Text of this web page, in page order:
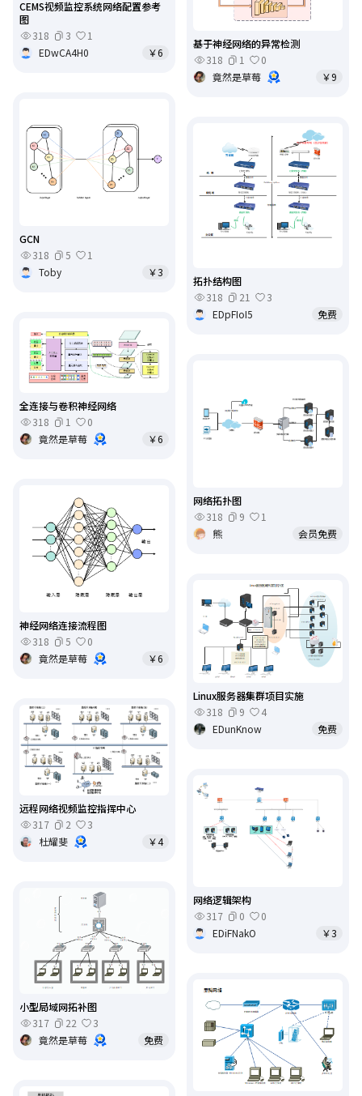
CEMS视频监控系统网络配置参考
图
318
3
1
EDwCA4H0
￥6
基于神经网络的异常检测
318
1
0
竟然是草莓
￥9
GCN
318
5
1
Toby
￥3
拓扑结构图
318
21
3
EDpFIoI5
免费
全连接与卷积神经网络
318
1
0
竟然是草莓
￥6
网络拓扑图
318
9
1
熊
会员免费
神经网络连接流程图
318
5
0
竟然是草莓
￥6
Linux服务器集群项目实施
318
9
4
EDunKnow
免费
远程网络视频监控指挥中心
317
2
3
杜耀斐
￥4
网络逻辑架构
317
0
0
EDiFNakO
￥3
小型局域网拓补图
317
22
3
竟然是草莓
免费